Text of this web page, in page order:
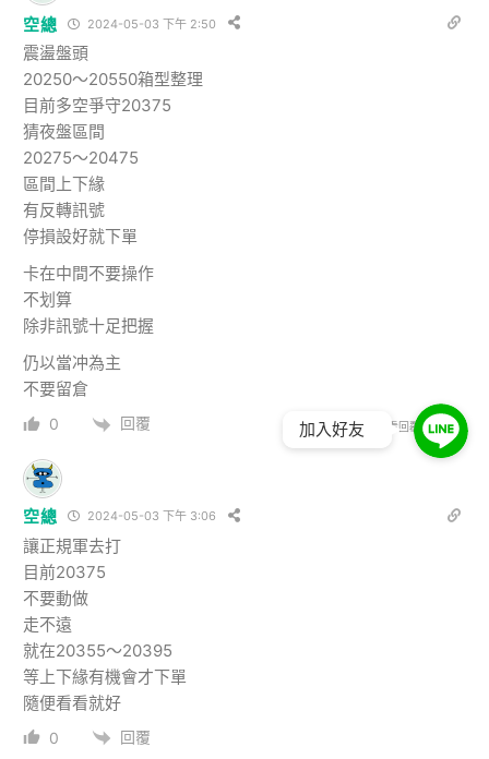
空總 2024-05-03 下午 2:50
震盪盤頭
20250～20550箱型整理
目前多空爭守20375
猜夜盤區間
20275～20475
區間上下緣
有反轉訊號
停損設好就下單
卡在中間不要操作
不划算
除非訊號十足把握
仍以當冲為主
不要留倉
0 回覆 查看回覆 (2)
空總 2024-05-03 下午 3:06
讓正規軍去打
目前20375
不要動做
走不遠
就在20355～20395
等上下緣有機會才下單
隨便看看就好
0 回覆
加入好友